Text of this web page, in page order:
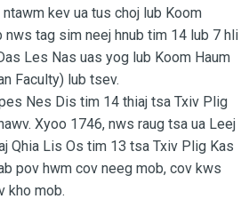
kev ua tus choj lub Koom
nws tag sim neej hnub tim 14 lub 7 hli
Les Nas uas yog lub Koom Haum
Faculty) lub tsev.
Nes Dis tim 14 thiaj tsa Txiv Plig
Xyoo 1746, nws raug tsa ua Leej
Qhia Lis Os tim 13 tsa Txiv Plig Kas
pov hwm cov neeg mob, cov kws
kho mob.